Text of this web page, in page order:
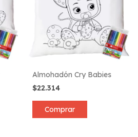
Almohadón Cry Babies
$22.314
Comprar